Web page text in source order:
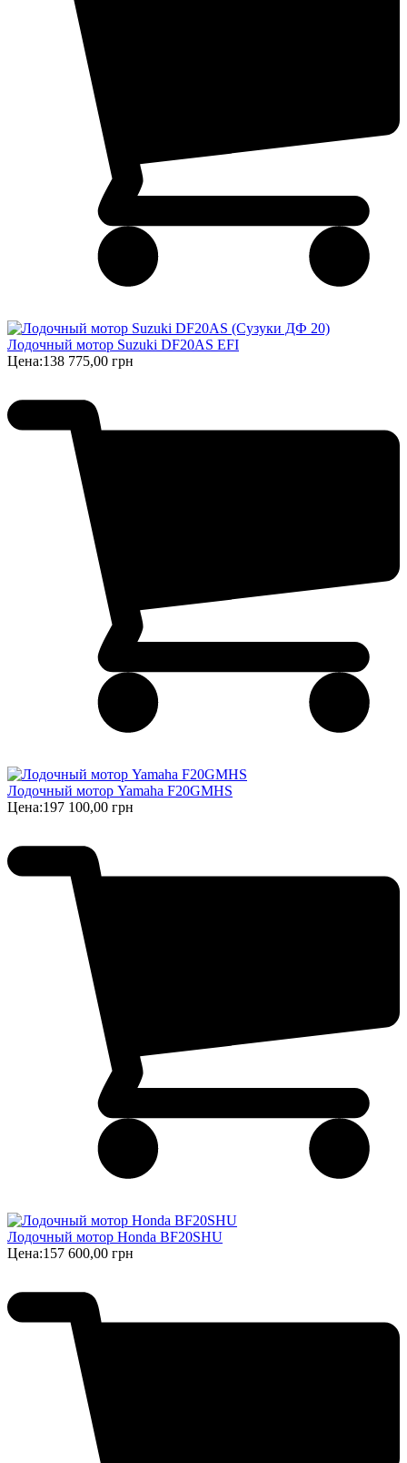
Лодочный мотор Suzuki DF20AS EFI
Цена:138 775,00 грн
Лодочный мотор Yamaha F20GMHS
Цена:197 100,00 грн
Лодочный мотор Honda BF20SHU
Цена:157 600,00 грн